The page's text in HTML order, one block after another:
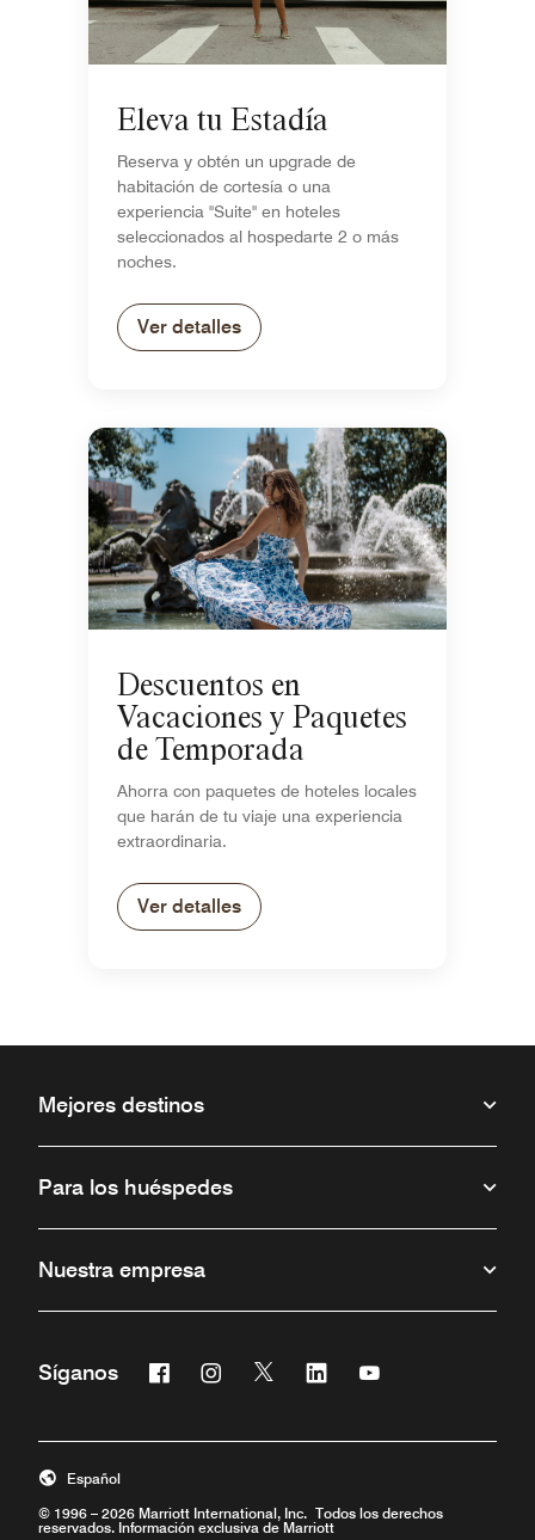
Eleva tu Estadía
Reserva y obtén un upgrade de
habitación de cortesía o una
experiencia "Suite" en hoteles
seleccionados al hospedarte 2 o más
noches.
Ver detalles
Descuentos en
Vacaciones y Paquetes
de Temporada
Ahorra con paquetes de hoteles locales
que harán de tu viaje una experiencia
extraordinaria.
Ver detalles
Mejores destinos
Para los huéspedes
Nuestra empresa
Síganos Facebook
Abre una ventana nueva
Instagram
Abre una ventana nueva
Twitter
Abre una ventana nueva
Linkedin
Abre una ventana nueva
Abre una ventana
© 1996 – 2026 Marriott International, Inc. Todos los derechos
reservados. Información exclusiva de Marriott
Español